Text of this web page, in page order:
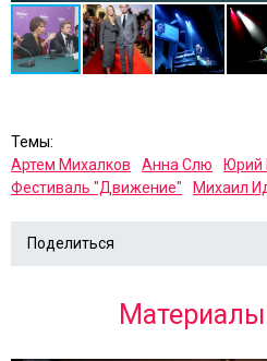
Темы:
Артем Михалков
Анна Слю
Юрий
Фестиваль "Движение"
Михаил
Поделиться